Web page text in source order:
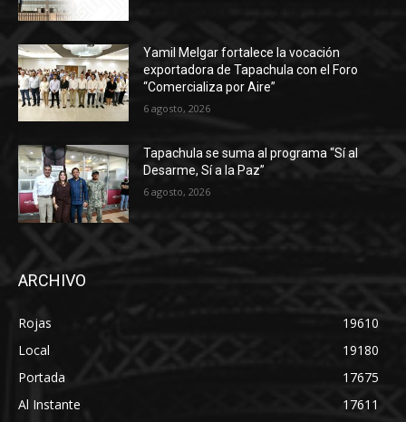
Yamil Melgar fortalece la vocación
exportadora de Tapachula con el Foro
“Comercializa por Aire”
6 agosto, 2026
Tapachula se suma al programa “Sí al
Desarme, Sí a la Paz”
6 agosto, 2026
ARCHIVO
Rojas
19610
Local
19180
Portada
17675
Al Instante
17611